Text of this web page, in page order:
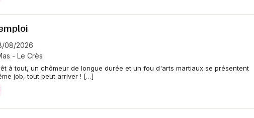
08/2026
- Le Crès
à tout, un chômeur de longue durée et un fou d'arts martiaux se présentent
job, tout peut arriver ! […]